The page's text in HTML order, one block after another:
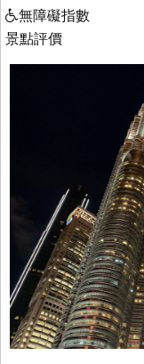
無障礙指數
景點評價